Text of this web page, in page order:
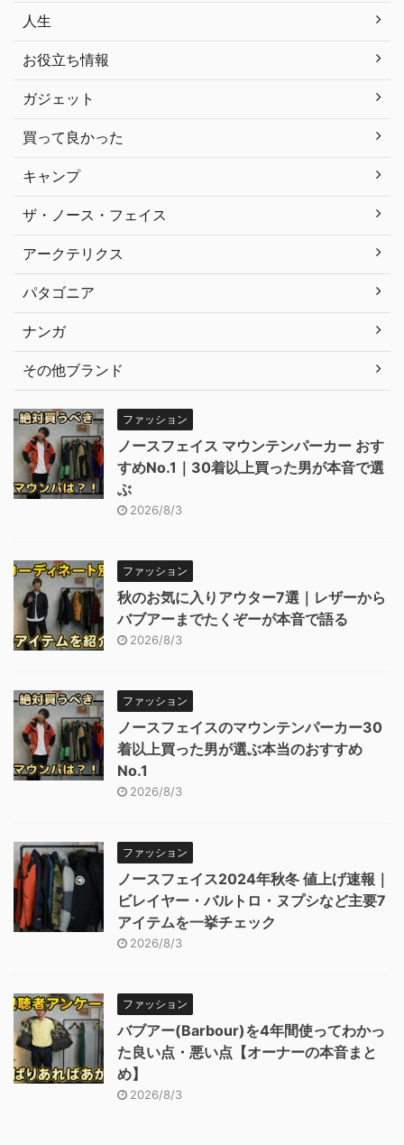
人生
お役立ち情報
ガジェット
買って良かった
キャンプ
ザ・ノース・フェイス
アークテリクス
パタゴニア
ナンガ
その他ブランド
ファッション
ノースフェイス マウンテンパーカー おす
すめNo.1｜30着以上買った男が本音で選
ぶ
2026/8/3
ファッション
秋のお気に入りアウター7選｜レザーから
バブアーまでたくぞーが本音で語る
2026/8/3
ファッション
ノースフェイスのマウンテンパーカー30
着以上買った男が選ぶ本当のおすすめ
No.1
2026/8/3
ファッション
ノースフェイス2024年秋冬 値上げ速報｜
ビレイヤー・バルトロ・ヌプシなど主要7
アイテムを一挙チェック
2026/8/3
ファッション
バブアー(Barbour)を4年間使ってわかっ
た良い点・悪い点【オーナーの本音まと
め】
2026/8/3